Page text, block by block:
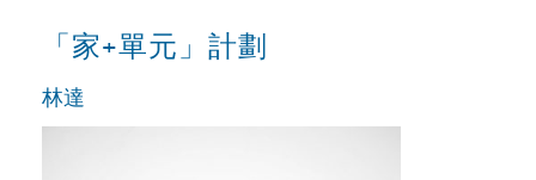
「家+單元」計劃
林達